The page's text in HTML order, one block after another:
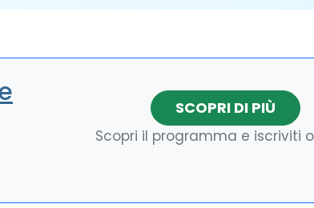
SCOPRI DI PIÙ
Scopri il programma e iscriviti